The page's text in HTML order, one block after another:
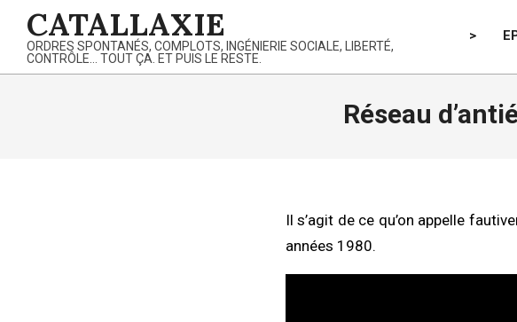
content
CATALLAXIE
ORDRES SPONTANÉS, COMPLOTS, INGÉNIERIE SOCIALE, LIBERTÉ,
CONTRÔLE… TOUT ÇA. ET PUIS LE RESTE.
>
Réseau
Il s’agit de ce qu’on appelle
années 1980.